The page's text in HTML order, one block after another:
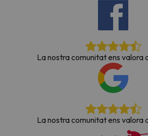
La nostra comunitat ens valora
La nostra comunitat ens valora